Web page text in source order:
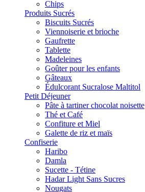
Chips
Produits Sucrés
Biscuits Sucrés
Viennoiserie et brioche
Gaufrette
Tablette
Madeleines
Goûter pour les enfants
Gâteaux
Édulcorant Sucralose Maltitol
Petit Déjeuner
Pâte à tartiner chocolat noisette
Thé et Café
Confiture et Miel
Galette de riz et maïs
Confiserie
Haribo
Damla
Sucette - Tétine
Hadar Light Sans Sucres
Nougats